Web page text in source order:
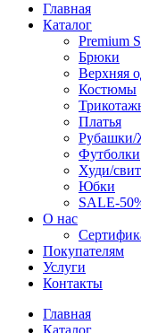
Главная
Каталог
Premium
Брюки
Верхняя
Костюмы
Платья
Футболки
Худи/
Юбки
SALE-
О нас
Покупателям
Услуги
Контакты
Главная